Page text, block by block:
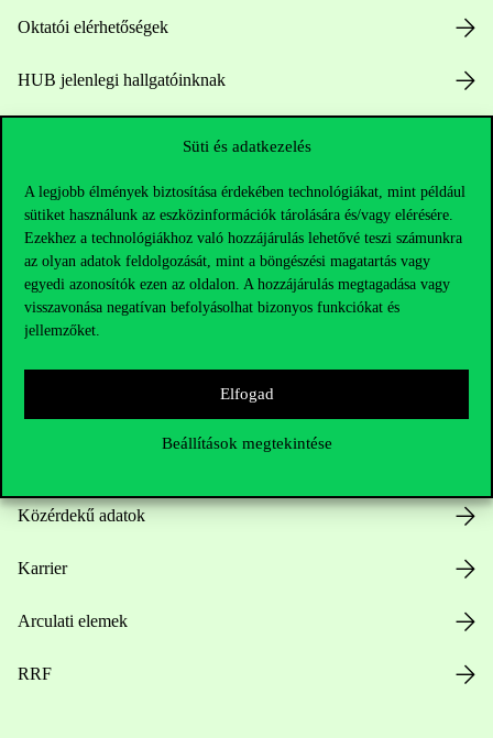
Süti és adatkezelés
A legjobb élmények biztosítása érdekében technológiákat, mint például
sütiket használunk az eszközinformációk tárolására és/vagy elérésére.
Ezekhez a technológiákhoz való hozzájárulás lehetővé teszi számunkra
az olyan adatok feldolgozását, mint a böngészési magatartás vagy
egyedi azonosítók ezen az oldalon. A hozzájárulás megtagadása vagy
visszavonása negatívan befolyásolhat bizonyos funkciókat és
jellemzőket.
Elfogad
Beállítások megtekintése
Oktatói elérhetőségek
HUB jelenlegi hallgatóinknak
Hasznos linkek
Közérdekű adatok
Karrier
Arculati elemek
RRF